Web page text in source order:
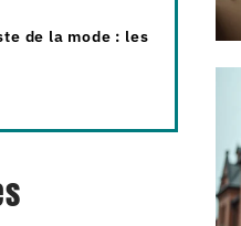
de la mode : les